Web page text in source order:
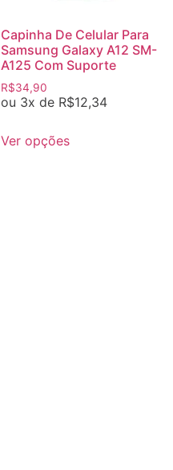
Capinha De Celular Para
Samsung Galaxy A12 SM-
A125 Com Suporte
R$34,90
ou 3x de R$12,34
Ver opções